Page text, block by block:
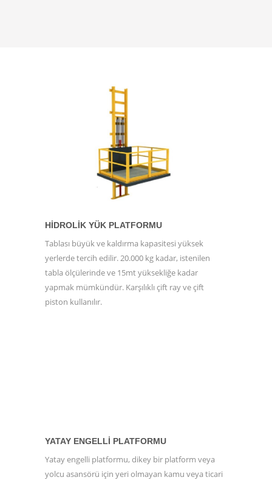
HIDROLIK YÜK PLATFORMU
Tablası büyük ve kaldırma kapasitesi yüksek
yerlerde tercih edilir. 20.000 kg kadar, istenilen
tabla ölçülerinde ve 15mt yüksekliğe kadar
yapmak mümkündür. Karşılıklı çift ray ve çift
piston kullanılır.
YATAY ENGELLI PLATFORMU
Yatay engelli platformu, dikey bir platform veya
yolcu asansörü için yeri olmayan kamu veya ticari